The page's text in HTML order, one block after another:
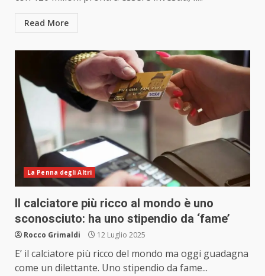
Read More
La Penna degli Altri
Il calciatore più ricco al mondo è uno
sconosciuto: ha uno stipendio da ‘fame’
Rocco Grimaldi 12 Luglio 2025
E’ il calciatore più ricco del mondo ma oggi guadagna
come un dilettante. Uno stipendio da fame...